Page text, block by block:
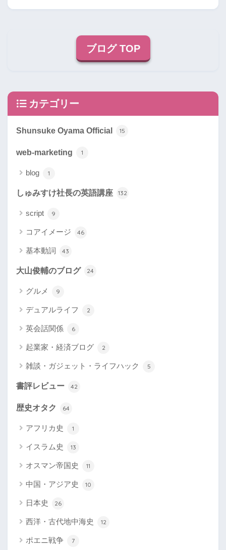
ブログ TOP
カテゴリー
Shunsuke Oyama Official 15
web-marketing 1
blog 1
しゅみすけ社長の英語講座 132
script 9
コアイメージ 46
基本動詞 43
大山俊輔のブログ 24
グルメ 9
デュアルライフ 2
英会話関係 6
起業家・経済ブログ 2
雑談・ガジェット・ライフハック 5
書評レビュー 42
歴史オタク 64
アフリカ史 1
イスラム史 13
オスマン帝国史 11
中国・アジア史 10
日本史 26
西洋・古代地中海史 12
ポエニ戦争 7